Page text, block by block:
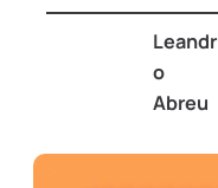
Leandr
o
Abreu